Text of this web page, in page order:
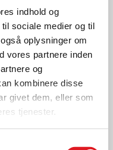
indhold og
sociale medier og til
oplysninger om
vores partnere inden
og
kombinere disse
givet dem, eller som
tjenester.